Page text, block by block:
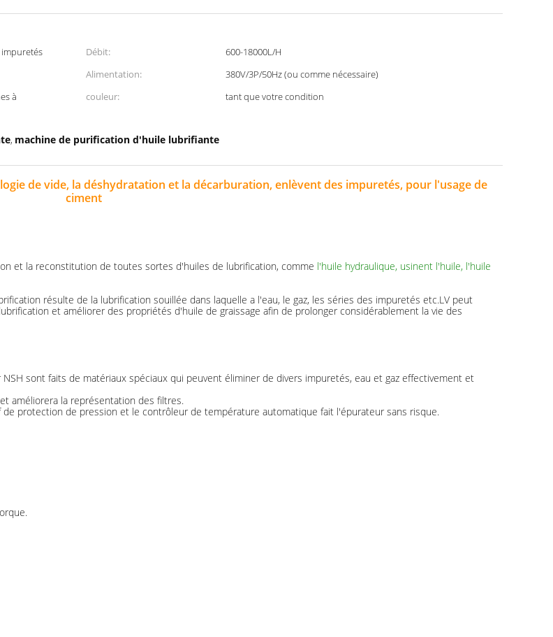
Débit:
600-18000L/H
Alimentation:
380V/3P/50Hz (ou comme nécessaire)
à
couleur: tant que votre condition
, machine de purification d'huile lubrifiante
de vide, la déshydratation et la décarburation, enlèvent des impuretés, pour l'usage de
ciment
et la reconstitution de toutes sortes d'huiles de lubrification, comme l'huile hydraulique, usinent l'huile, l'huile
résulte de la lubrification souillée dans laquelle a l'eau, le gaz, les séries des impuretés etc.LV peut
et améliorer des propriétés d'huile de graissage afin de prolonger considérablement la vie des
sont faits de matériaux spéciaux qui peuvent éliminer de divers impuretés, eau et gaz effectivement et
améliorera la représentation des filtres.
protection de pression et le contrôleur de température automatique fait l'épurateur sans risque.